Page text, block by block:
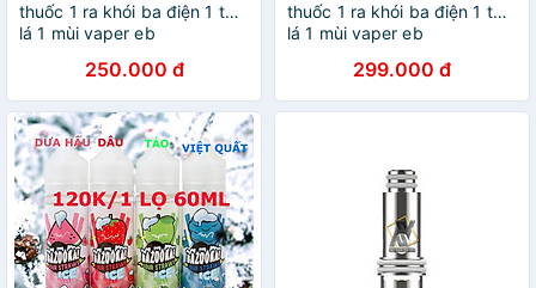
thuốc 1 ra khói ba điện 1 tử 1
lá 1 mùi vaper eb
250.000 đ
thuốc 1 ra khói ba điện 1 tử 1
lá 1 mùi vaper eb
299.000 đ